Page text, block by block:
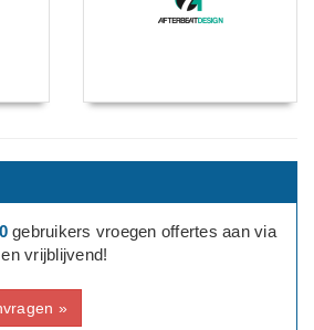
gebruikers vroegen offertes aan via
vrijblijvend!
»